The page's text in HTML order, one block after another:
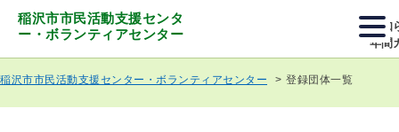
稲沢市市民活動支援センタ
ー・ボランティアセンター
お知
年間
稲沢市市民活動支援センター・ボランティアセンター 登録団体一覧